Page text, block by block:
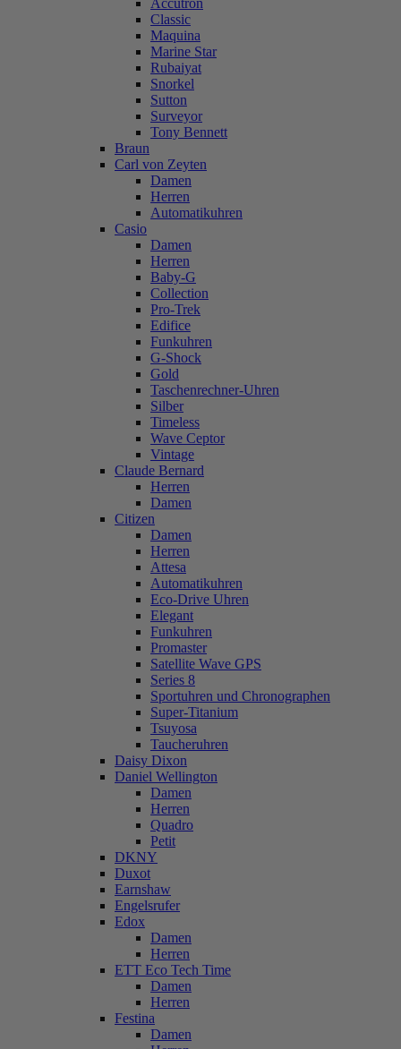
Accutron
Classic
Maquina
Marine Star
Rubaiyat
Snorkel
Sutton
Surveyor
Tony Bennett
Braun
Carl von Zeyten
Damen
Herren
Automatikuhren
Casio
Damen
Herren
Baby-G
Collection
Pro-Trek
Edifice
Funkuhren
G-Shock
Gold
Taschenrechner-Uhren
Silber
Timeless
Wave Ceptor
Vintage
Claude Bernard
Herren
Damen
Citizen
Damen
Herren
Attesa
Automatikuhren
Eco-Drive Uhren
Elegant
Funkuhren
Promaster
Satellite Wave GPS
Series 8
Sportuhren und Chronographen
Super-Titanium
Tsuyosa
Taucheruhren
Daisy Dixon
Daniel Wellington
Damen
Herren
Quadro
Petit
DKNY
Duxot
Earnshaw
Engelsrufer
Edox
Damen
Herren
ETT Eco Tech Time
Damen
Herren
Festina
Damen